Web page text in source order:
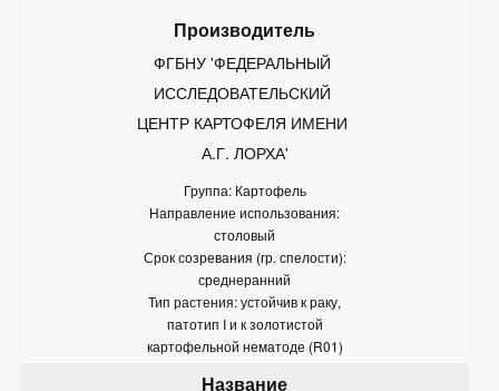
ФГБНУ 'ФЕДЕРАЛЬНЫЙ
ИССЛЕДОВАТЕЛЬСКИЙ
ЦЕНТР КАРТОФЕЛЯ ИМЕНИ
А.Г. ЛОРХА'
Группа: Картофель
Направление использования:
столовый
Срок созревания (гр. спелости):
среднеранний
Тип растения: устойчив к раку,
патотип I и к золотистой
картофельной нематоде (R01)